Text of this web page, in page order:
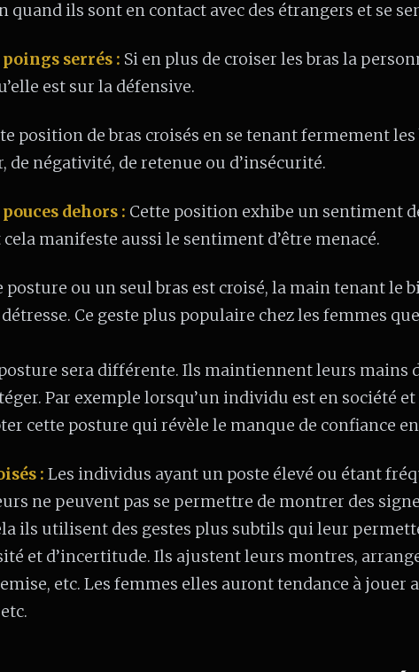
quand ils sont en contact avec des étrangers et se
serrés : Si en plus de croiser les bras la
est sur la défensive.
position de bras croisés en se tenant fermement
de négativité, de retenue ou d’insécurité.
dehors : Cette position exhibe un sentiment
manifeste aussi le sentiment d’être menacé.
posture ou un seul bras est croisé, la main tenant le
Ce geste plus populaire chez les femmes
sera différente. Ils maintiennent leurs mains
Par exemple lorsqu’un individu est en société
cette posture qui révèle le manque de confiance
: Les individus ayant un poste élevé ou étant
ne peuvent pas se permettre de montrer des
ils utilisent des gestes plus subtils qui leur
et d’incertitude. Ils ajustent leurs montres,
etc. Les femmes elles auront tendance à jouer